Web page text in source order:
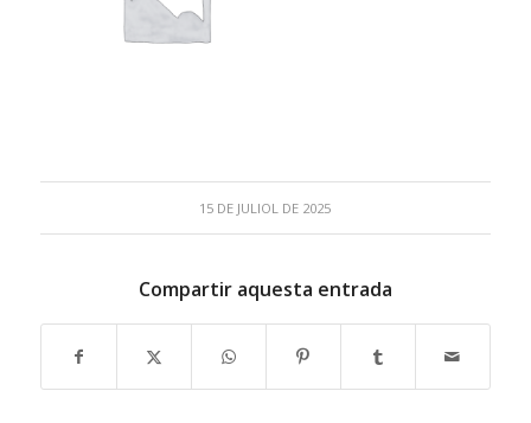
15 DE JULIOL DE 2025
Compartir aquesta entrada